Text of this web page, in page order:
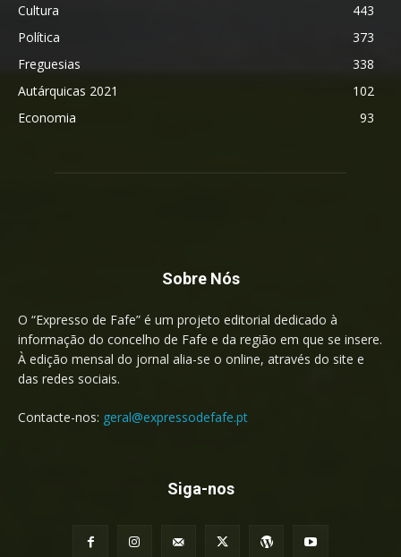
Cultura
443
Política
373
Freguesias
338
Autárquicas 2021
102
Economia
93
Sobre Nós
O “Expresso de Fafe” é um projeto editorial dedicado à
informação do concelho de Fafe e da região em que se insere.
À edição mensal do jornal alia-se o online, através do site e
das redes sociais.
Contacte-nos: geral@expressodefafe.pt
Siga-nos